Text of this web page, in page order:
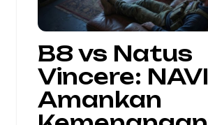
B8 vs Natus
Vincere: NAVI
Amankan